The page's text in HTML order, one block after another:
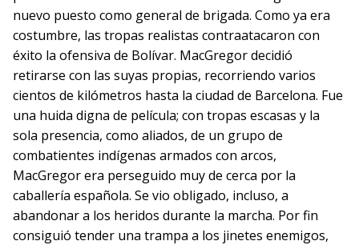
nuevo puesto como general de brigada. Como ya era
costumbre, las tropas realistas contraatacaron con
éxito la ofensiva de Bolívar. MacGregor decidió
retirarse con las suyas propias, recorriendo varios
cientos de kilómetros hasta la ciudad de Barcelona. Fue
una huida digna de película; con tropas escasas y la
sola presencia, como aliados, de un grupo de
combatientes indígenas armados con arcos,
MacGregor era perseguido muy de cerca por la
caballería española. Se vio obligado, incluso, a
abandonar a los heridos durante la marcha. Por fin
consiguió tender una trampa a los jinetes enemigos,